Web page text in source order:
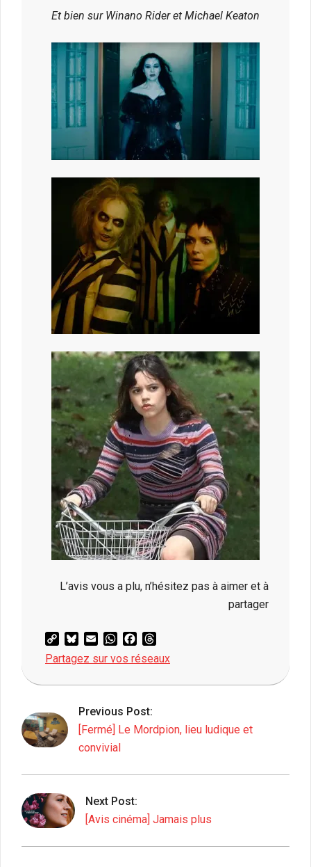
Et bien sur Winano Rider et Michael Keaton
L’avis vous a plu, n’hésitez pas à aimer et à
partager
Copy
Link
Bluesky
Email WhatsAppFacebook
Partagez sur vos réseaux
2024-
13
Previous Post:
[Fermé] Le Mordpion, lieu ludique et
convivial
Next Post:
[Avis cinéma] Jamais plus